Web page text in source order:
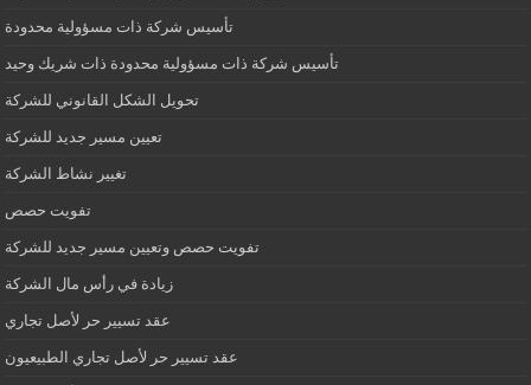
تأسيس شركة ذات مسؤولية محدودة
تأسيس شركة ذات مسؤولية محدودة ذات شريك وحيد
تحويل الشكل القانوني للشركة
تعيين مسير جديد للشركة
تغيير نشاط الشركة
تفويت حصص
تفويت حصص وتعيين مسير جديد للشركة
زيادة في رأس مال الشركة
عقد تسيير حر لأصل تجاري
عقد تسيير حر لأصل تجاري الطبيعيون